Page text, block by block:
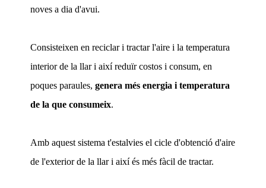
noves a dia d'avui.
Consisteixen en reciclar i tractar l'aire i la temperatura
interior de la llar i així reduïr costos i consum, en
poques paraules, genera més energia i temperatura
de la que consumeix.
Amb aquest sistema t'estalvies el cicle d'obtenció d'aire
de l'exterior de la llar i així és més fàcil de tractar.